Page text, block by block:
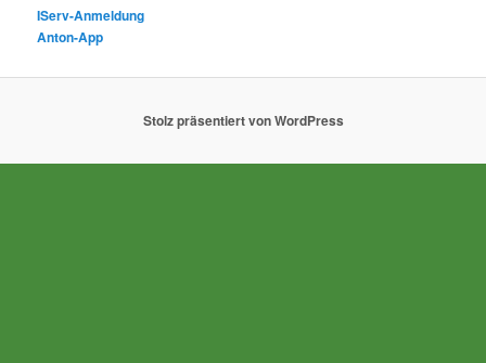
IServ-Anmeldung
Anton-App
Stolz präsentiert von WordPress